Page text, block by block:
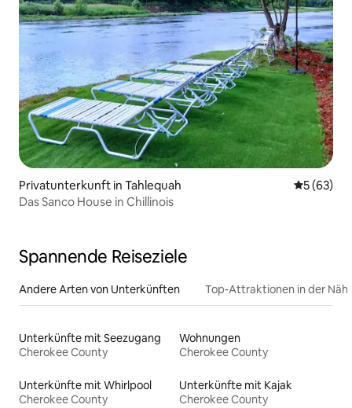
Privatunterkunft in Tahlequah
5 (63)
Das Sanco House in Chillinois
Spannende Reiseziele
Andere Arten von Unterkünften Top-Attraktionen in der
Unterkünfte mit Seezugang
Cherokee County
Wohnungen
Cherokee County
Unterkünfte mit Whirlpool
Cherokee County
Unterkünfte mit Kajak
Cherokee County